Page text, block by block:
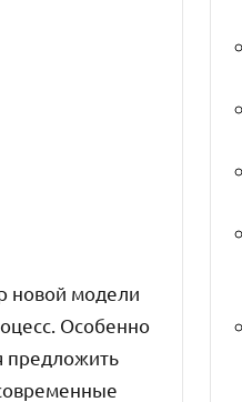
новой модели
Особенно
предложить